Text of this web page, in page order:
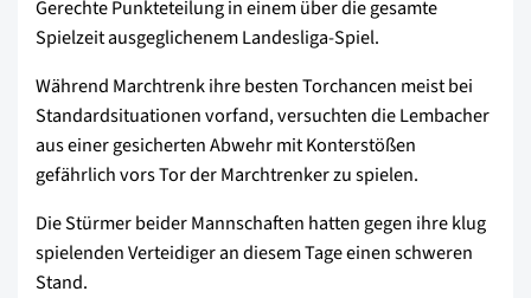
Gerechte Punkteteilung in einem über die gesamte
Spielzeit ausgeglichenem Landesliga-Spiel.
Während Marchtrenk ihre besten Torchancen meist bei
Standardsituationen vorfand, versuchten die Lembacher
aus einer gesicherten Abwehr mit Konterstößen
gefährlich vors Tor der Marchtrenker zu spielen.
Die Stürmer beider Mannschaften hatten gegen ihre klug
spielenden Verteidiger an diesem Tage einen schweren
Stand.